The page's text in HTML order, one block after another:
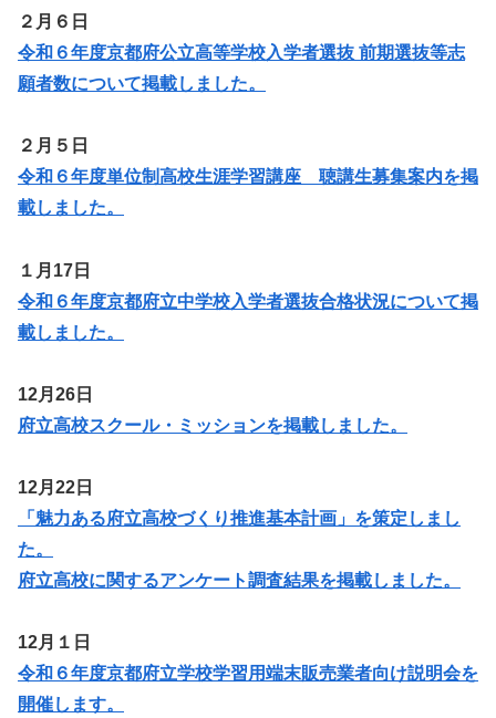
２月６日
令和６年度京都府公立高等学校入学者選抜 前期選抜等志
願者数について掲載しました。
２月５日
令和６年度単位制高校生涯学習講座 聴講生募集案内を掲
載しました。
１月17日
令和６年度京都府立中学校入学者選抜合格状況について掲
載しました。
12月26日
府立高校スクール・ミッションを掲載しました。
12月22日
「魅力ある府立高校づくり推進基本計画」を策定しまし
た。
府立高校に関するアンケート調査結果を掲載しました。
12月１日
令和６年度京都府立学校学習用端末販売業者向け説明会を
開催します。